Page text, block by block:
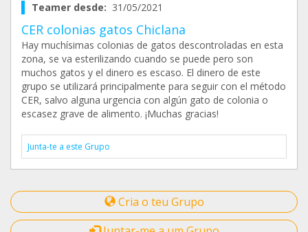
Teamer desde: 31/05/2021
CER colonias gatos Chiclana
Hay muchísimas colonias de gatos descontroladas en esta
zona, se va esterilizando cuando se puede pero son
muchos gatos y el dinero es escaso. El dinero de este
grupo se utilizará principalmente para seguir con el método
CER, salvo alguna urgencia con algún gato de colonia o
escasez grave de alimento. ¡Muchas gracias!
Junta-te a este Grupo
Cria o teu Grupo